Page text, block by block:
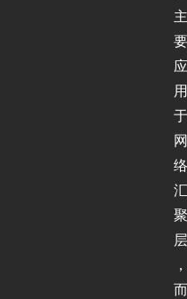
主
要
应
用
于
网
络
汇
聚
层
，
而